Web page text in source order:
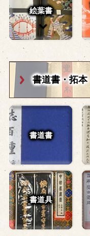
絵葉書
書道書・拓本
書道書
書道具